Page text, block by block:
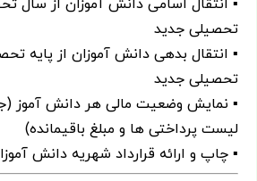
تحصیلی جدید
▪ انتقال بدهی دانش آموزان از پایه
تحصیلی جدید
▪ نمایش وضعیت مالی هر دانش آموز
لیست پرداختی ها و مبلغ باقیمانده)
▪ چاپ و ارائه قرارداد شهریه دانش